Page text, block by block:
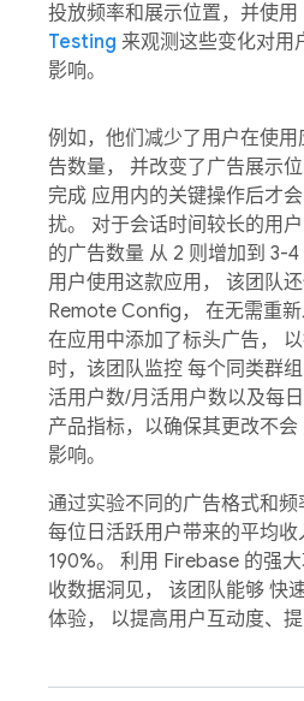
投放频率和展示位置，并使用
Testing 来观测这些变化对用
影响。
例如，他们减少了用户在使
告数量， 并改变了广告展示
完成 应用内的关键操作后才
扰。 对于会话时间较长的用
的广告数量 从 2 则增加到 3-
用户使用这款应用， 该团队
Remote Config， 在无需重新
在应用中添加了标头广告，
时，该团队监控 每个同类群
活用户数/月活用户数以及每
产品指标，以确保其更改不
影响。
通过实验不同的广告格式和
每位日活跃用户带来的平均收
190%。 利用 Firebase 的强
收数据洞见， 该团队能够 快
体验， 以提高用户互动度、提